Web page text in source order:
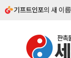
기프트인포의 새 이